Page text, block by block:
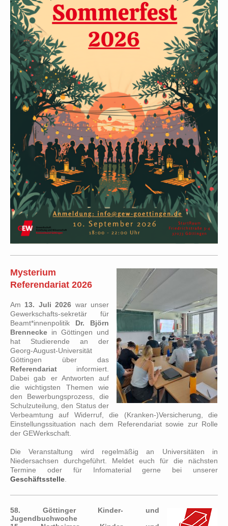
Mysterium
Referendariat 2026
Am 13. Juli 2026 war unser
Gewerkschafts-sekretär für
Beamt*innenpolitik Dr. Björn
Brennecke in Göttingen und
hat Studierende an der
Georg-August-Universität
Göttingen über das
Referendariat informiert.
Dabei gab er Antworten auf
die wichtigsten Themen wie
den Bewerbungsprozess, die
Schulzuteilung, den Status der
Verbeamtung auf Widerruf, die (Kranken-)Versicherung, die
Einstellungssituation nach dem Referendariat sowie zur Rolle
der GEWerkschaft.
Die Veranstaltung wird regelmäßig an Universitäten in
Niedersachsen durchgeführt. Meldet euch für die nächsten
Termine oder für Infomaterial gerne bei unserer
Geschäftsstelle
58. Göttinger Kinder- und
Jugendbuchwoche